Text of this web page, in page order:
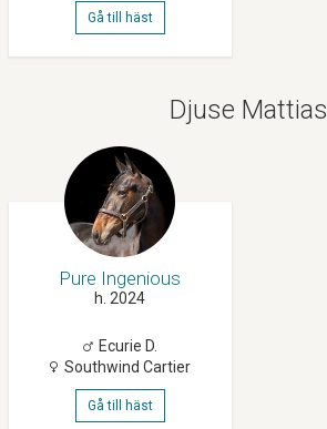
Gå till häst
Djuse Mattias
Pure Ingenious
h. 2024
Ecurie D.
Southwind Cartier
Gå till häst